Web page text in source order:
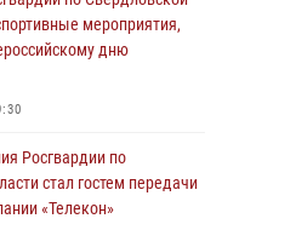
мероприятия,
дню
Росгвардии по
стал гостем передачи
«Телекон»